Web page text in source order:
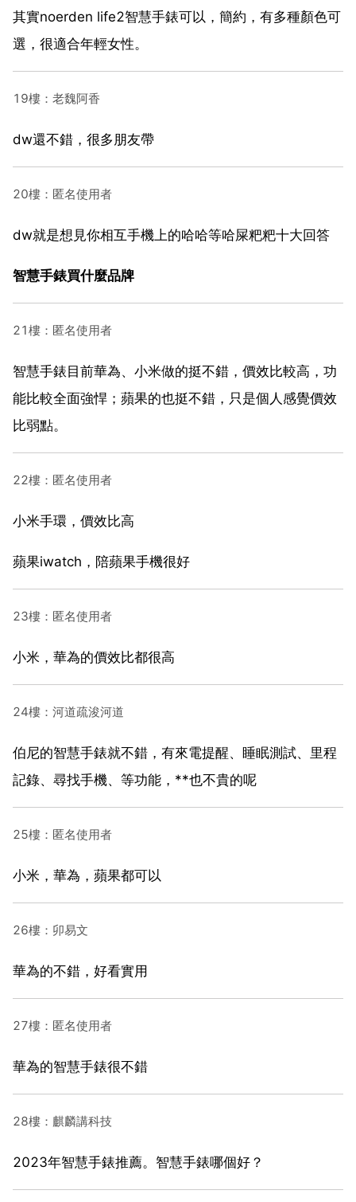
其實noerden life2智慧手錶可以，簡約，有多種顏色可
選，很適合年輕女性。
19樓：老魏阿香
dw還不錯，很多朋友帶
20樓：匿名使用者
dw就是想見你相互手機上的哈哈等哈屎粑粑十大回答
智慧手錶買什麼品牌
21樓：匿名使用者
智慧手錶目前華為、小米做的挺不錯，價效比較高，功
能比較全面強悍；蘋果的也挺不錯，只是個人感覺價效
比弱點。
22樓：匿名使用者
小米手環，價效比高
蘋果iwatch，陪蘋果手機很好
23樓：匿名使用者
小米，華為的價效比都很高
24樓：河道疏浚河道
伯尼的智慧手錶就不錯，有來電提醒、睡眠測試、里程
記錄、尋找手機、等功能，**也不貴的呢
25樓：匿名使用者
小米，華為，蘋果都可以
26樓：卯易文
華為的不錯，好看實用
27樓：匿名使用者
華為的智慧手錶很不錯
28樓：麒麟講科技
2023年智慧手錶推薦。智慧手錶哪個好？